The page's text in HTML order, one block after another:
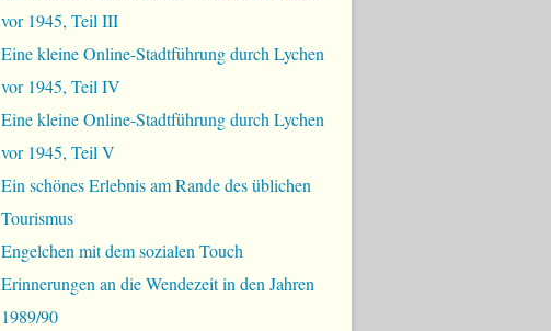
vor 1945, Teil III
Eine kleine Online-Stadtführung durch Lychen
vor 1945, Teil IV
Eine kleine Online-Stadtführung durch Lychen
vor 1945, Teil V
Ein schönes Erlebnis am Rande des üblichen
Tourismus
Engelchen mit dem sozialen Touch
Erinnerungen an die Wendezeit in den Jahren
1989/90